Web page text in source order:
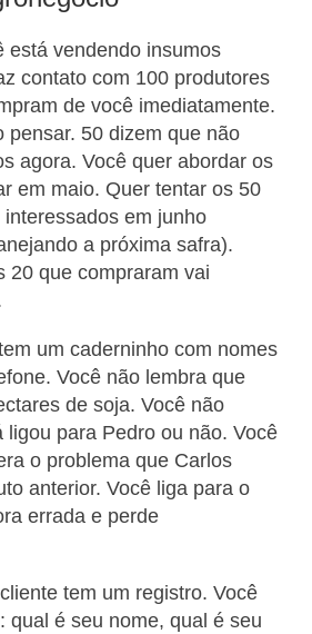
está vendendo insumos
contato com 100 produtores
de você imediatamente.
pensar. 50 dizem que não
agora. Você quer abordar os
em maio. Quer tentar os 50
em junho
a próxima safra).
20 que compraram vai
um caderninho com nomes
Você não lembra que
de soja. Você não
ligou para Pedro ou não. Você
o problema que Carlos
anterior. Você liga para o
errada e perde
tem um registro. Você
qual é seu nome, qual é seu